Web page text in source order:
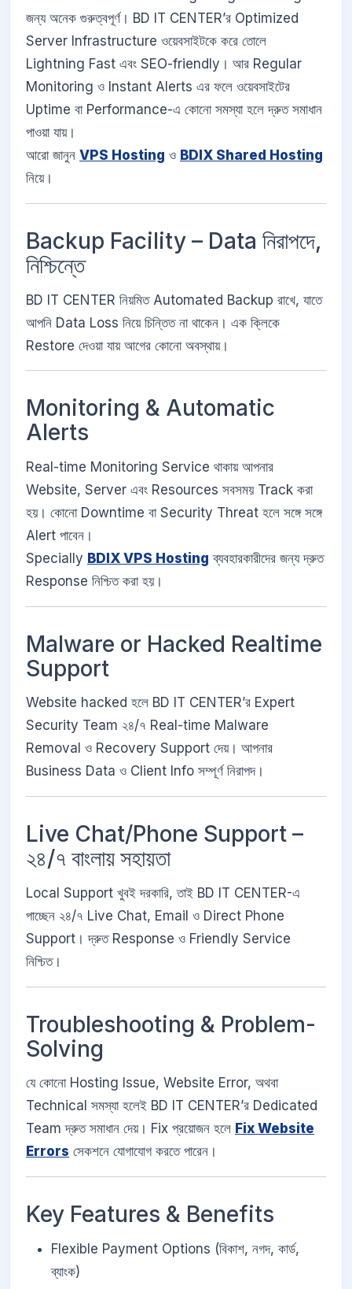
জন্য অনেক গুরুত্বপূর্ণ। BD IT CENTER’র Optimized
Server Infrastructure ওয়েবসাইটকে করে তোলে
Lightning Fast এবং SEO-friendly। আর Regular
Monitoring ও Instant Alerts এর ফলে ওয়েবসাইটের
Uptime বা Performance-এ কোনো সমস্যা হলে দ্রুত সমাধান
পাওয়া যায়।
আরো জানুন VPS Hosting ও BDIX Shared Hosting
নিয়ে।
Backup Facility – Data নিরাপদে,
নিশ্চিন্তে
BD IT CENTER নিয়মিত Automated Backup রাখে, যাতে
আপনি Data Loss নিয়ে চিন্তিত না থাকেন। এক ক্লিকে
Restore দেওয়া যায় আগের কোনো অবস্থায়।
Monitoring & Automatic
Alerts
Real-time Monitoring Service থাকায় আপনার
Website, Server এবং Resources সবসময় Track করা
হয়। কোনো Downtime বা Security Threat হলে সঙ্গে সঙ্গে
Alert পাবেন।
Specially BDIX VPS Hosting ব্যবহারকারীদের জন্য দ্রুত
Response নিশ্চিত করা হয়।
Malware or Hacked Realtime
Support
Website hacked হলে BD IT CENTER’র Expert
Security Team ২৪/৭ Real-time Malware
Removal ও Recovery Support দেয়। আপনার
Business Data ও Client Info সম্পূর্ণ নিরাপদ।
Live Chat/Phone Support –
২৪/৭ বাংলায় সহায়তা
Local Support খুবই দরকারি, তাই BD IT CENTER-এ
পাচ্ছেন ২৪/৭ Live Chat, Email ও Direct Phone
Support। দ্রুত Response ও Friendly Service
নিশ্চিত।
Troubleshooting & Problem-
Solving
যে কোনো Hosting Issue, Website Error, অথবা
Technical সমস্যা হলেই BD IT CENTER’র Dedicated
Team দ্রুত সমাধান দেয়। Fix প্রয়োজন হলে Fix Website
Errors সেকশনে যোগাযোগ করতে পারেন।
Key Features & Benefits
Flexible Payment Options (বিকাশ, নগদ, কার্ড,
ব্যাংক)